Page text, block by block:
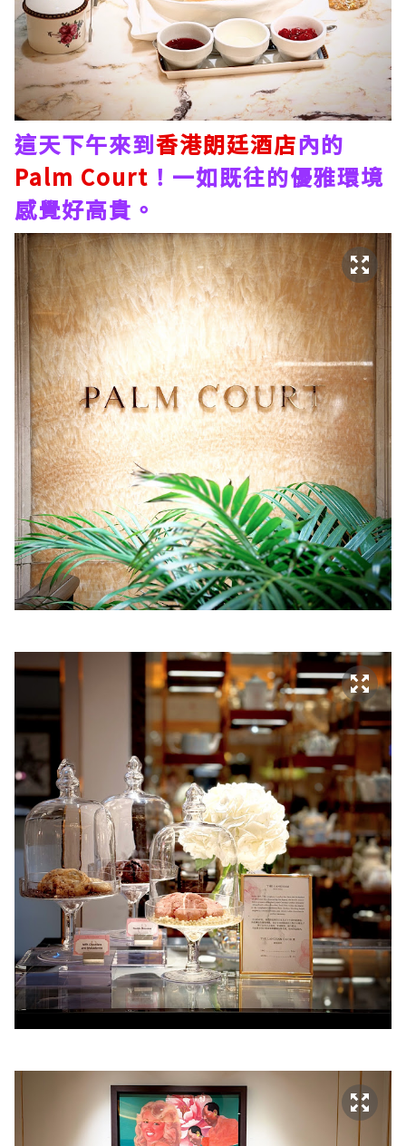
這天下午來到香港朗廷酒店內的
Palm Court ！一如既往的優雅環境
感覺好高貴。